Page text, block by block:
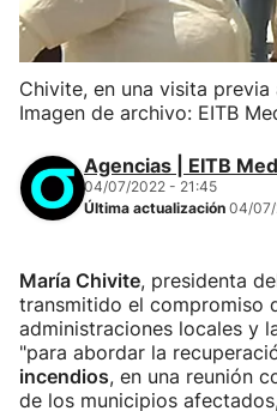
Chivite, en una visita
Imagen de archivo: EITB
Agencias | EITB
04/07/2022 - 21:45
Última actualización 04/07/
María Chivite, presidenta
transmitido el compromiso
administraciones locales y
"para abordar la
incendios, en una reunión
de los municipios